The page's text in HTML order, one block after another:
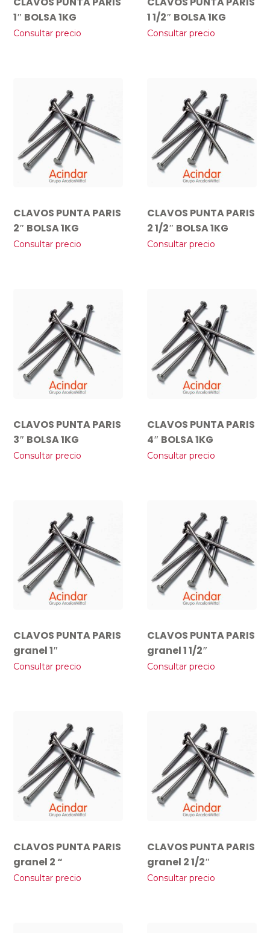
1″ BOLSA 1KG
Consultar precio
1 1/2″ BOLSA 1KG
Consultar precio
CLAVOS PUNTA PARIS
2″ BOLSA 1KG
Consultar precio
CLAVOS PUNTA PARIS
2 1/2″ BOLSA 1KG
Consultar precio
CLAVOS PUNTA PARIS
3″ BOLSA 1KG
Consultar precio
CLAVOS PUNTA PARIS
4″ BOLSA 1KG
Consultar precio
CLAVOS PUNTA PARIS
granel 1″
Consultar precio
CLAVOS PUNTA PARIS
granel 1 1/2″
Consultar precio
CLAVOS PUNTA PARIS
granel 2 “
Consultar precio
CLAVOS PUNTA PARIS
granel 2 1/2″
Consultar precio